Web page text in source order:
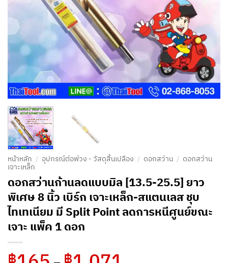
หน้าหลัก / อุปกรณ์ต่อพ่วง - วัสดุสิ้นเปลือง / ดอกสว่าน / ดอกสว่าน
เจาะเหล็ก
ดอกสว่านก้านลดแบบมิล [13.5-25.5] ยาว
พิเศษ 8 นิ้ว เบิร์ก เจาะเหล็ก-สแตนเลส ชุบ
ไทเทเนียม มี Split Point ลดการหนีศูนย์ขณะ
เจาะ แพ็ค 1 ดอก
฿ ฿